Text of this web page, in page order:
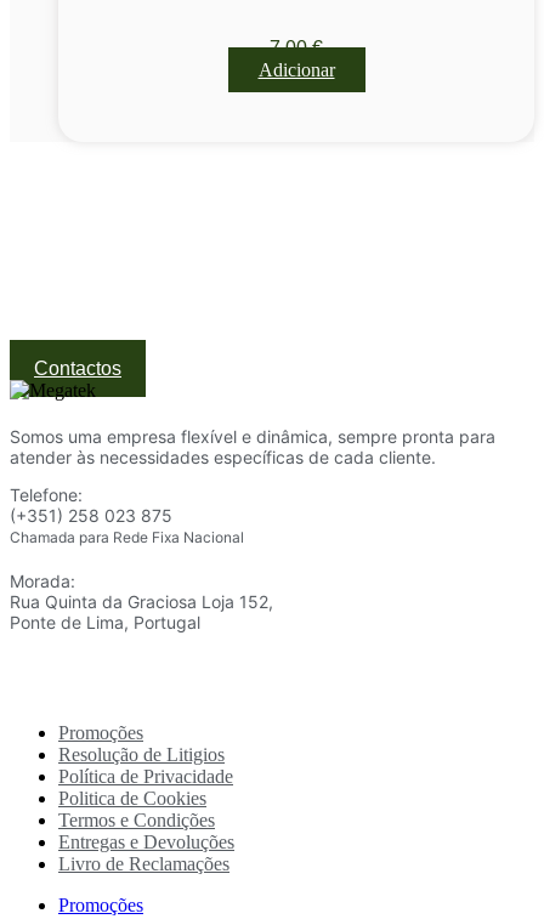
7,00€
Adicionar
Contactos
Somos uma empresa flexível e dinâmica, sempre pronta para
atender às necessidades específicas de cada cliente.
Telefone:
(+351) 258 023 875
Chamada para Rede Fixa Nacional
Morada:
Rua Quinta da Graciosa Loja 152,
Ponte de Lima, Portugal
Promoções
Resolução de Litigios
Política de Privacidade
Politica de Cookies
Termos e Condições
Entregas e Devoluções
Livro de Reclamações
Promoções